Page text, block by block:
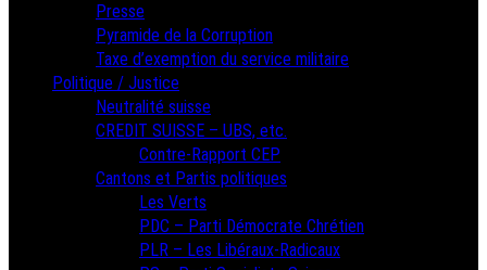
Presse
Pyramide de la Corruption
Taxe d’exemption du service militaire
Politique / Justice
Neutralité suisse
CREDIT SUISSE – UBS, etc.
Contre-Rapport CEP
Cantons et Partis politiques
Les Verts
PDC – Parti Démocrate Chrétien
PLR – Les Libéraux-Radicaux